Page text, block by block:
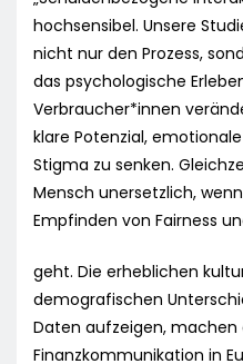
hochsensibel. Unsere
nicht nur den Prozess,
das psychologische
Verbraucher*innen
klare Potenzial,
Stigma zu senken.
Mensch unersetzlich,
Empfinden von Fairness
geht. Die erheblichen
demografischen
Daten aufzeigen, machen
Finanzkommunikation in